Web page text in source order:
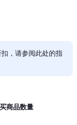
，请参阅此处的指
商品数量